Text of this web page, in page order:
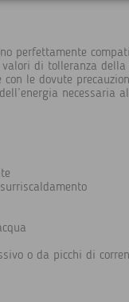
perfettamente
di tolleranza
le dovute
o da picchi di